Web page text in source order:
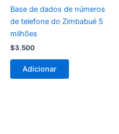
Base de dados de números
de telefone do Zimbabué 5
milhões
$3.500
Adicionar